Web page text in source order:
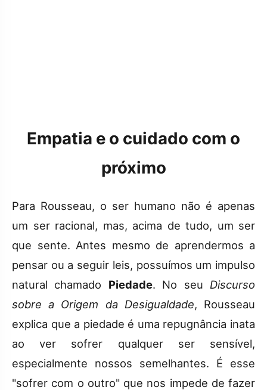
Empatia e o cuidado com o
próximo
Para Rousseau, o ser humano não é apenas
um ser racional, mas, acima de tudo, um ser
que sente. Antes mesmo de aprendermos a
pensar ou a seguir leis, possuímos um impulso
natural chamado Piedade. No seu Discurso
sobre a Origem da Desigualdade, Rousseau
explica que a piedade é uma repugnância inata
ao ver sofrer qualquer ser sensível,
especialmente nossos semelhantes. É esse
"sofrer com o outro" que nos impede de fazer